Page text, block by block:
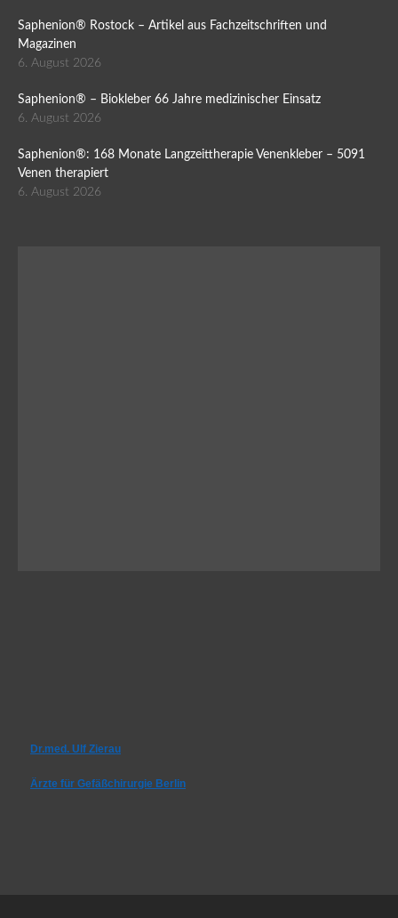
Saphenion® Rostock – Artikel aus Fachzeitschriften und
Magazinen
6. August 2026
Saphenion® – Biokleber 66 Jahre medizinischer Einsatz
6. August 2026
Saphenion®: 168 Monate Langzeittherapie Venenkleber – 5091
Venen therapiert
6. August 2026
Dr.med. Ulf Zierau
Ärzte für Gefäßchirurgie Berlin